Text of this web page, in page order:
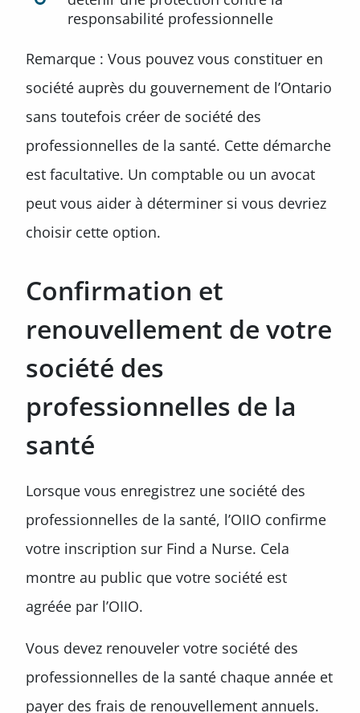
responsabilité professionnelle
Remarque : Vous pouvez vous constituer en
société auprès du gouvernement de l’Ontario
sans toutefois créer de société des
professionnelles de la santé. Cette démarche
est facultative. Un comptable ou un avocat
peut vous aider à déterminer si vous devriez
choisir cette option.
Confirmation et
renouvellement de votre
société des
professionnelles de la
santé
Lorsque vous enregistrez une société des
professionnelles de la santé, l’OIIO confirme
votre inscription sur Find a Nurse. Cela
montre au public que votre société est
agréée par l’OIIO.
Vous devez renouveler votre société des
professionnelles de la santé chaque année et
payer des frais de renouvellement annuels.